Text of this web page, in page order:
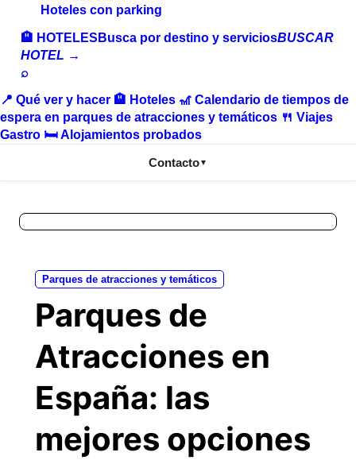
Hoteles con parking
🏨 HOTELES Busca por destino y serviciosBUSCAR
HOTEL →
⌕
📍 Qué ver y hacer 🏨 Hoteles 🎢 Calendario de tiempos de
espera en parques de atracciones y temáticos 🍴 Viajes
Gastro 🛏️Alojamientos probados
Contacto▼
Parques de atracciones y temáticos
Parques de
Atracciones en
España: las
mejores opciones